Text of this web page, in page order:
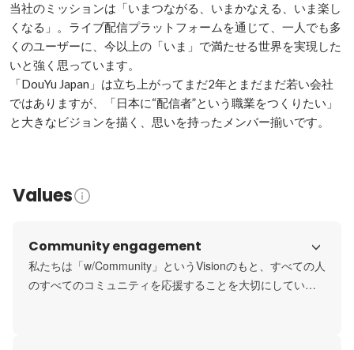
当社のミッションは「いまつながる、いまかなえる、いま楽し
くなる」。ライブ配信プラットフォームを通じて、一人でも多
くのユーザーに、今以上の「いま」で満たせる世界を実現した
いと強く思っています。
「DouYu Japan」は立ち上がってまだ2年とまだまだ若い会社
ではありますが、「日本に“配信者”という職業をつくりたい」
と大きなビジョンを描く、思いを持ったメンバー揃いです。
Values
Community engagement
私たちは「w/Community」というVisionのもと、すべての人
のすべてのコミュニティを応援することを大切にしていま